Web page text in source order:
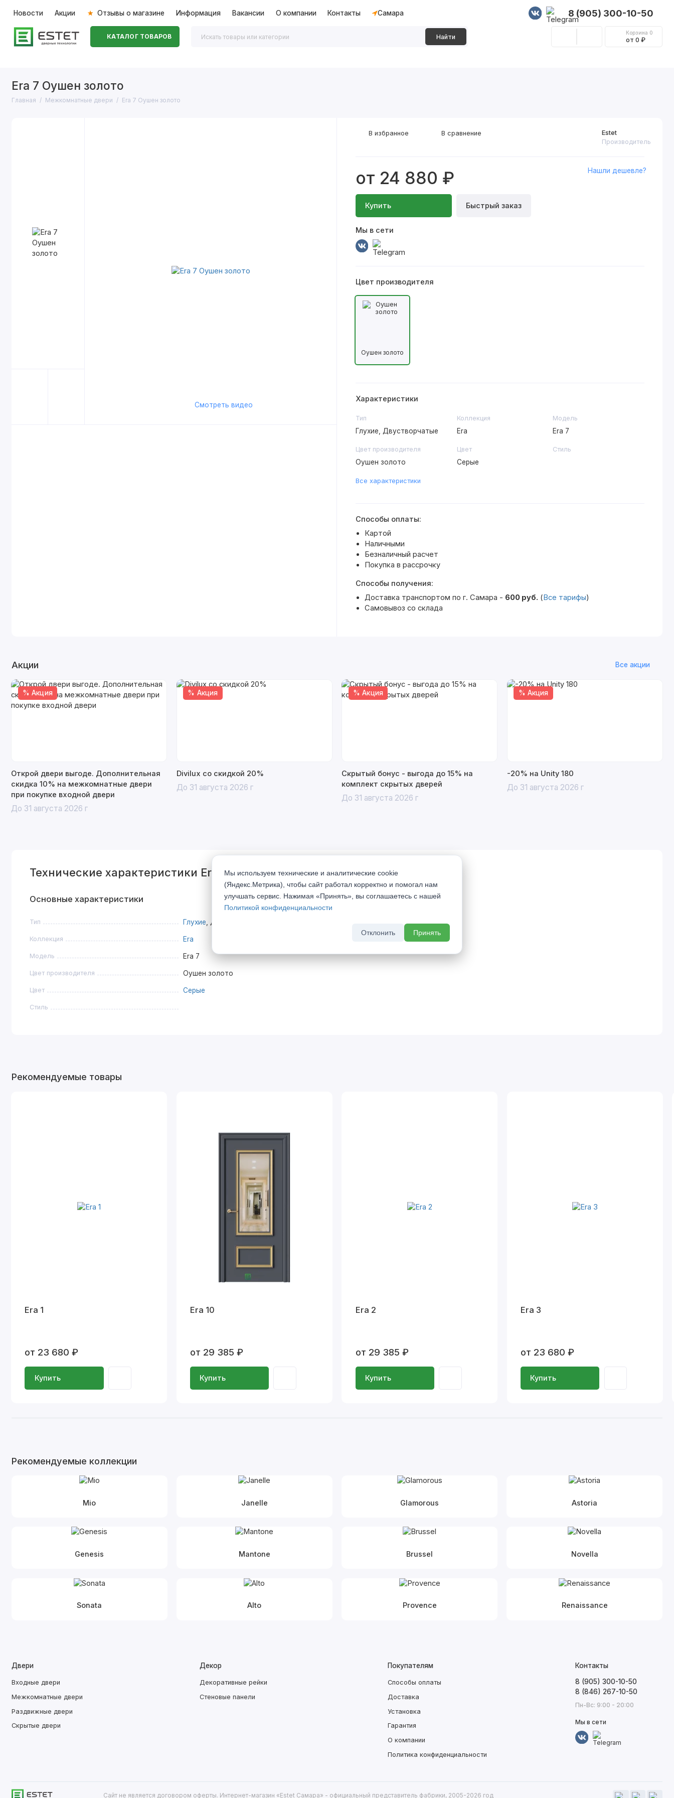
Новости Акции Отзывы о магазине Информация Вакансии О компании Контакты Самара 8 (905) 300-10-50
КАТАЛОГ ТОВАРОВ Найти
Корзина 0
от 0 ₽
Era 7 Оушен золото
Главная Межкомнатные двери Era 7 Оушен золото
Смотреть видео
Estet
Производитель
от 24 880 ₽
Купить Быстрый заказ
Нашли дешевле?
Мы в сети
В избранное В сравнение
Цвет производителя
Оушен золото
Характеристики
Тип
Глухие, Двустворчатые
Коллекция
Era
Модель
Era 7
Цвет производителя
Оушен золото
Цвет
Серые
Стиль
Все характеристики
Способы оплаты:
Картой
Наличными
Безналичный расчет
Покупка в рассрочку
Способы получения:
Доставка транспортом по г. Самара - 600 руб. (Все тарифы)
Самовывоз со склада
Акции Все акции
% Акция
Открой двери выгоде. Дополнительная
скидка 10% на межкомнатные двери
при покупке входной двери
До 31 августа 2026 г
% Акция
Divilux со скидкой 20%
До 31 августа 2026 г
% Акция
Скрытый бонус - выгода до 15% на
комплект скрытых дверей
До 31 августа 2026 г
% Акция
-20% на Unity 180
До 31 августа 2026 г
Технические характеристики Era 7 Оушен золото
Основные характеристики
Тип Глухие , Двустворчатые
Коллекция Era
Модель Era 7
Цвет производителя Оушен золото
Цвет Серые
Стиль
Рекомендуемые товары
Era 1
от 23 680 ₽
Купить
Era 10
от 29 385 ₽
Купить
Era 2
от 29 385 ₽
Купить
Era 3
от 23 680 ₽
Купить
Рекомендуемые коллекции
Mio Janelle Glamorous Astoria
Genesis Mantone Brussel Novella
Sonata Alto Provence Renaissance
Двери
Входные двери
Межкомнатные двери
Раздвижные двери
Скрытые двери
Декор
Декоративные рейки
Стеновые панели
Покупателям
Способы оплаты
Доставка
Установка
Гарантия
О компании
Политика конфиденциальности
Контакты
8 (905) 300-10-50
8 (846) 267-10-50
Пн-Вс: 9:00 - 20:00
Мы в сети
Сайт не является договором оферты. Интернет-магазин «Estet Самара» - официальный представитель фабрики, 2005-2026 год
Мы используем технические и аналитические cookie
(Яндекс.Метрика), чтобы сайт работал корректно и помогал нам
улучшать сервис. Нажимая «Принять», вы соглашаетесь с нашей
Политикой конфиденциальности
Отклонить Принять